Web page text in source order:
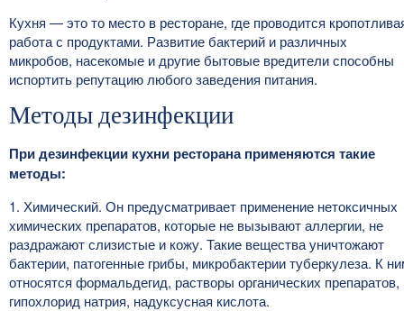
Кухня — это то место в ресторане, где проводится
работа с продуктами. Развитие бактерий и различных
микробов, насекомые и другие бытовые вредители способны
испортить репутацию любого заведения питания.
Методы дезинфекции
При дезинфекции кухни ресторана применяются такие
методы:
1. Химический. Он предусматривает применение нетоксичных
химических препаратов, которые не вызывают аллергии, не
раздражают слизистые и кожу. Такие вещества уничтожают
бактерии, патогенные грибы, микробактерии туберкулеза. К
относятся формальдегид, растворы органических препаратов,
гипохлорид натрия, надуксусная кислота.